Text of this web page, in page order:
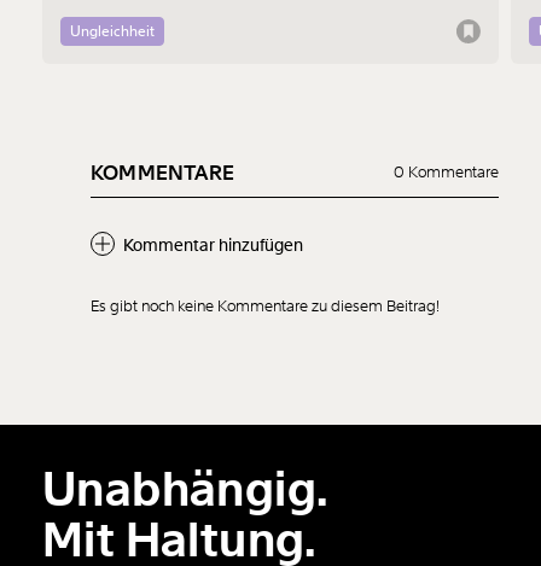
Männergewalt den ersten Schritt machen.
Ungleichheit
KOMMENTARE 0 Kommentare
Kommentar hinzufügen
Der Inhalt dieses Feldes wird nicht öffentlich zugänglich angezeigt.
Es gibt noch keine Kommentare zu diesem Beitrag!
Unabhängig.
Mit Haltung.